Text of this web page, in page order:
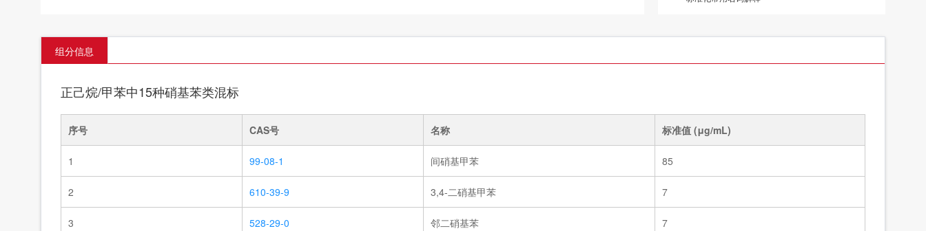
组分信息
正己烷/甲苯中15种硝基苯类混标
序号 CAS号 名称 标准值 (μg/mL)
1 99-08-1 间硝基甲苯 85
2 610-39-9 3,4-二硝基甲苯 7
3 528-29-0 邻二硝基苯 7